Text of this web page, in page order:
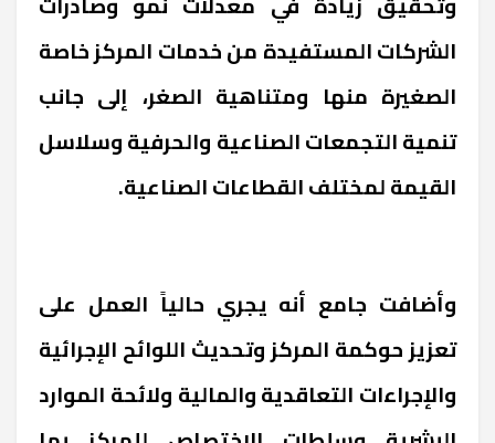
الشركات المستفيدة من خدمات المركز خاصة
الصغيرة منها ومتناهية الصغر، إلى جانب
تنمية التجمعات الصناعية والحرفية وسلاسل
القيمة لمختلف القطاعات الصناعية.
وأضافت جامع أنه يجري حالياً العمل على
تعزيز حوكمة المركز وتحديث اللوائح الإجرائية
والإجراءات التعاقدية والمالية ولائحة الموارد